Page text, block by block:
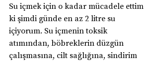
Su içmek için o kadar mücadele ettim
ki şimdi günde en az 2 litre su
içiyorum. Su içmenin toksik
atımından, böbreklerin düzgün
çalışmasına, cilt sağlığına, sindirim